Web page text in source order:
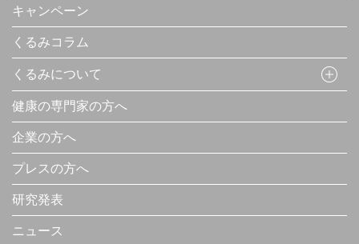
キャンペーン
くるみコラム
くるみについて
健康の専門家の方へ
企業の方へ
プレスの方へ
研究発表
ニュース